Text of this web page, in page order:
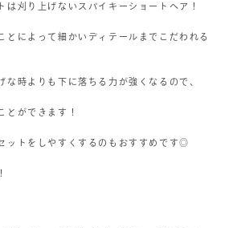
は刈り上げないスパイキーショートヘア！
とによって細かいディテールまでこだわれる
な時よりも下に落ちる力が強くなるので、
とができます！
ットをしやすくするのもおすすめです◎